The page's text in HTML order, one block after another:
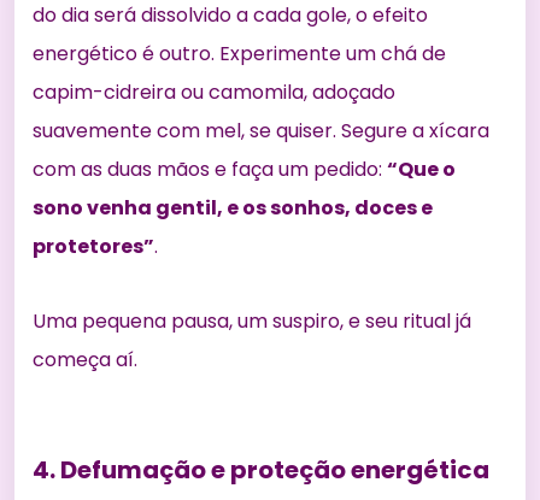
do dia será dissolvido a cada gole, o efeito
energético é outro. Experimente um chá de
capim-cidreira ou camomila, adoçado
suavemente com mel, se quiser. Segure a xícara
com as duas mãos e faça um pedido: “Que o
sono venha gentil, e os sonhos, doces e
protetores”.
Uma pequena pausa, um suspiro, e seu ritual já
começa aí.
4. Defumação e proteção energética